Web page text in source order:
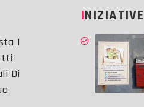
I
Di
INIZIATIVE